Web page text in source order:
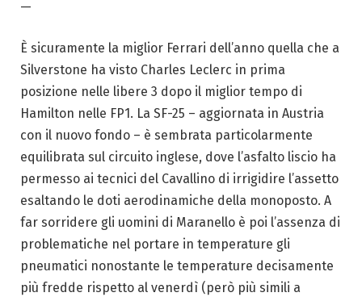
—
È sicuramente la miglior Ferrari dell’anno quella che a
Silverstone ha visto Charles Leclerc in prima
posizione nelle libere 3 dopo il miglior tempo di
Hamilton nelle FP1. La SF-25 – aggiornata in Austria
con il nuovo fondo – è sembrata particolarmente
equilibrata sul circuito inglese, dove l’asfalto liscio ha
permesso ai tecnici del Cavallino di irrigidire l’assetto
esaltando le doti aerodinamiche della monoposto. A
far sorridere gli uomini di Maranello è poi l’assenza di
problematiche nel portare in temperature gli
pneumatici nonostante le temperature decisamente
più fredde rispetto al venerdì (però più simili a